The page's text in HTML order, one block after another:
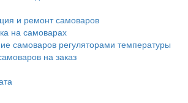
и ремонт самоваров
на самоварах
самоваров регуляторами температуры
на заказ